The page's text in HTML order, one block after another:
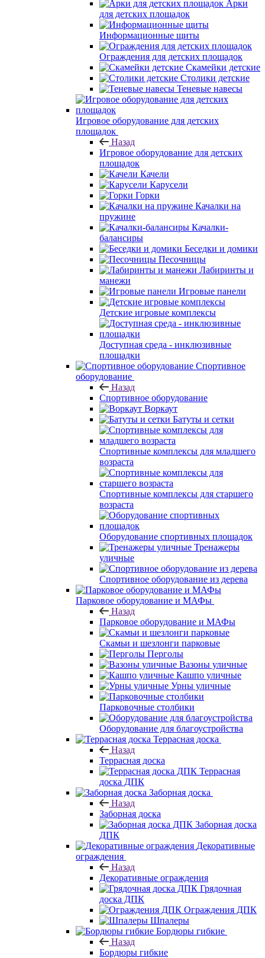
Арки
для детских площадок
Информационные щиты
Ограждения для детских площадок
Скамейки детские
Столики детские
Теневые навесы
Игровое оборудование для детских
площадок
Назад
Игровое оборудование для детских
площадок
Качели
Карусели
Горки
Качалки на
пружине
Качалки-
балансиры
Беседки и домики
Песочницы
Лабиринты и
манежи
Игровые панели
Детские игровые комплексы
Доступная среда - инклюзивные
площадки
Спортивное
оборудование
Назад
Спортивное оборудование
Воркаут
Батуты и сетки
Спортивные комплексы для младшего
возраста
Спортивные комплексы для старшего
возраста
Оборудование спортивных площадок
Тренажеры
уличные
Спортивное оборудование из дерева
Парковое оборудование и МАФы
Назад
Парковое оборудование и МАФы
Скамьи и шезлонги парковые
Перголы
Вазоны уличные
Кашпо уличные
Урны уличные
Парковочные столбики
Оборудование для благоустройства
Террасная доска
Назад
Террасная доска
Террасная
доска ДПК
Заборная доска
Назад
Заборная доска
Заборная доска
ДПК
Декоративные
ограждения
Назад
Декоративные ограждения
Грядочная
доска ДПК
Ограждения ДПК
Шпалеры
Бордюры гибкие
Назад
Бордюры гибкие